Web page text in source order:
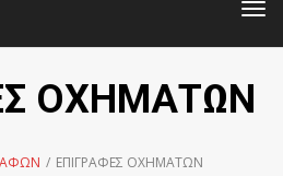
ΟΧΗΜΑΤΩΝ
/ ΕΠΙΓΡΑΦΕΣ ΟΧΗΜΑΤΩΝ